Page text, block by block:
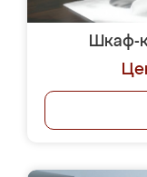
Шкаф-